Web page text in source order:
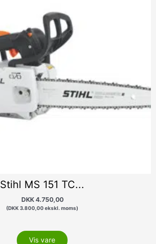
Stihl MS 151 TC...
DKK4.750,00
(DKK3.800,00ekskl. moms)
Vis vare